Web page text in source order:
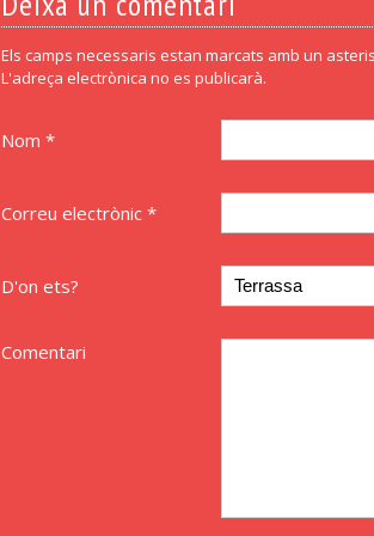
Els camps necessaris estan marcats amb un
L'adreça electrònica no es publicarà.
Nom *
Correu electrònic *
D'on ets?
Comentari